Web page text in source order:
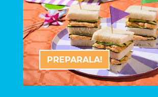
PREPARALA!